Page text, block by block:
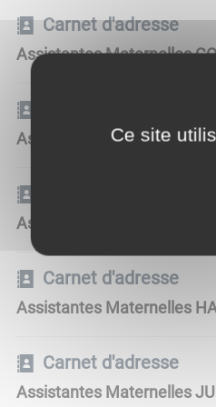
Carnet d'adresse
Assistantes Maternelles
Assistantes Maternelles
Assistantes Maternelles
Carnet d'adresse
Assistantes Maternelles
Carnet d'adresse
Assistantes Maternelles
Ce site